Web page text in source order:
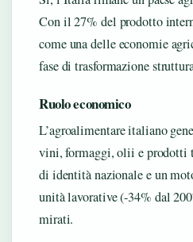
Con il 27% del prodotto
come una delle economie
fase di trasformazione
Ruolo economico
L’agroalimentare italiano
vini, formaggi, olii e prodotti
di identità nazionale e un
unità lavorative (-34% dal
mirati.